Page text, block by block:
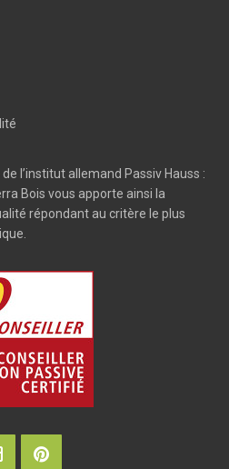
l’institut allemand Passiv Hauss :
Bois vous apporte ainsi la
répondant au critère le plus